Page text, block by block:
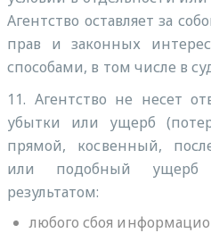
Агентство оставляет за
прав и законных
способами, в том числе в
11. Агентство не несет
убытки или ущерб
прямой, косвенный,
или подобный ущерб
результатом:
любого сбоя